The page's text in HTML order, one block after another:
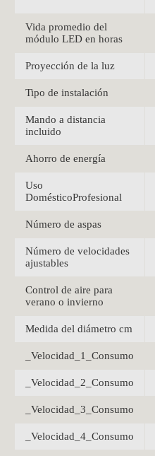
Vida promedio del
módulo LED en horas
Proyección de la luz
Tipo de instalación
Mando a distancia
incluido
Ahorro de energía
Uso
DomésticoProfesional
Número de aspas
Número de velocidades
ajustables
Control de aire para
verano o invierno
Medida del diámetro cm
_Velocidad_1_Consumo
_Velocidad_2_Consumo
_Velocidad_3_Consumo
_Velocidad_4_Consumo